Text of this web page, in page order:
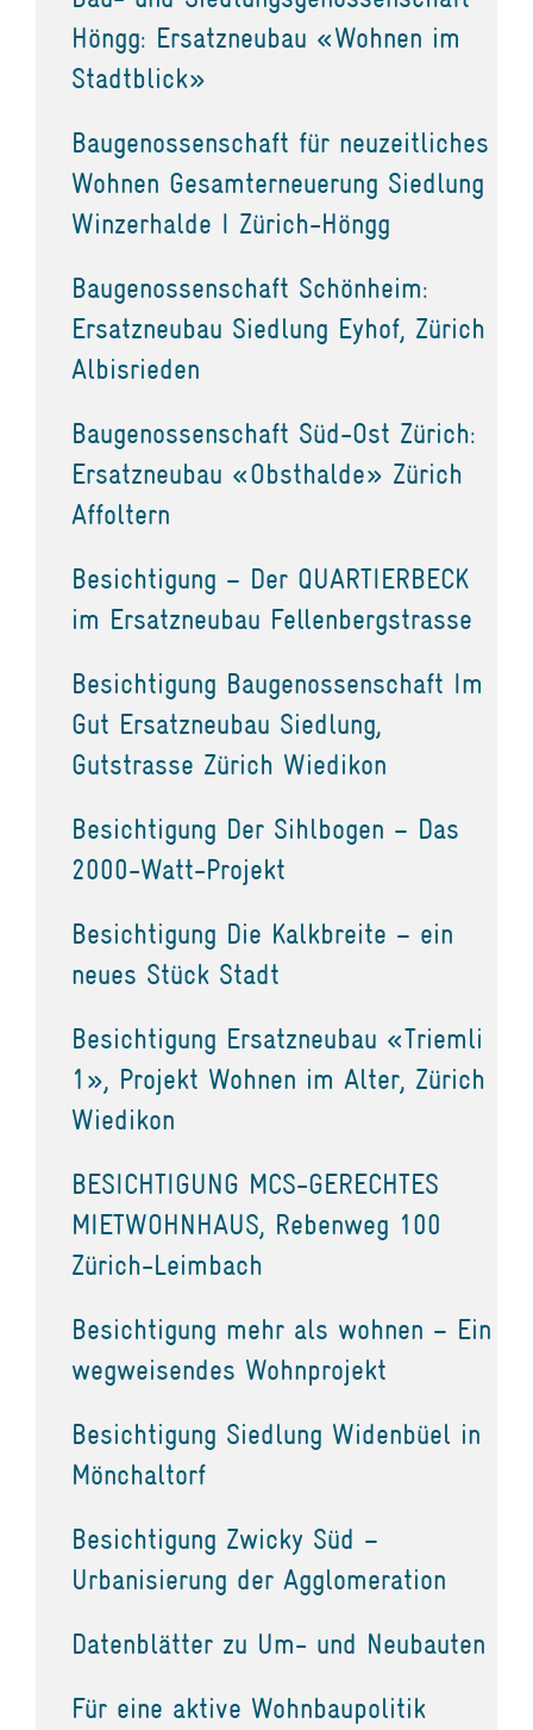
Höngg: Ersatzneubau «Wohnen im
Stadtblick»
Baugenossenschaft für neuzeitliches
Wohnen Gesamterneuerung Siedlung
Winzerhalde I Zürich-Höngg
Baugenossenschaft Schönheim:
Ersatzneubau Siedlung Eyhof, Zürich
Albisrieden
Baugenossenschaft Süd-Ost Zürich:
Ersatzneubau «Obsthalde» Zürich
Affoltern
Besichtigung – Der QUARTIERBECK
im Ersatzneubau Fellenbergstrasse
Besichtigung Baugenossenschaft Im
Gut Ersatzneubau Siedlung,
Gutstrasse Zürich Wiedikon
Besichtigung Der Sihlbogen – Das
2000-Watt-Projekt
Besichtigung Die Kalkbreite – ein
neues Stück Stadt
Besichtigung Ersatzneubau «Triemli
1», Projekt Wohnen im Alter, Zürich
Wiedikon
BESICHTIGUNG MCS-GERECHTES
MIETWOHNHAUS, Rebenweg 100
Zürich-Leimbach
Besichtigung mehr als wohnen – Ein
wegweisendes Wohnprojekt
Besichtigung Siedlung Widenbüel in
Mönchaltorf
Besichtigung Zwicky Süd –
Urbanisierung der Agglomeration
Datenblätter zu Um- und Neubauten
Für eine aktive Wohnbaupolitik